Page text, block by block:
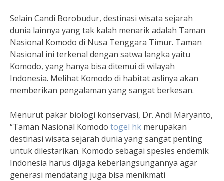
Selain Candi Borobudur, destinasi wisata sejarah
dunia lainnya yang tak kalah menarik adalah Taman
Nasional Komodo di Nusa Tenggara Timur. Taman
Nasional ini terkenal dengan satwa langka yaitu
Komodo, yang hanya bisa ditemui di wilayah
Indonesia. Melihat Komodo di habitat aslinya akan
memberikan pengalaman yang sangat berkesan.
Menurut pakar biologi konservasi, Dr. Andi Maryanto,
“Taman Nasional Komodo togel hk merupakan
destinasi wisata sejarah dunia yang sangat penting
untuk dilestarikan. Komodo sebagai spesies endemik
Indonesia harus dijaga keberlangsungannya agar
generasi mendatang juga bisa menikmati